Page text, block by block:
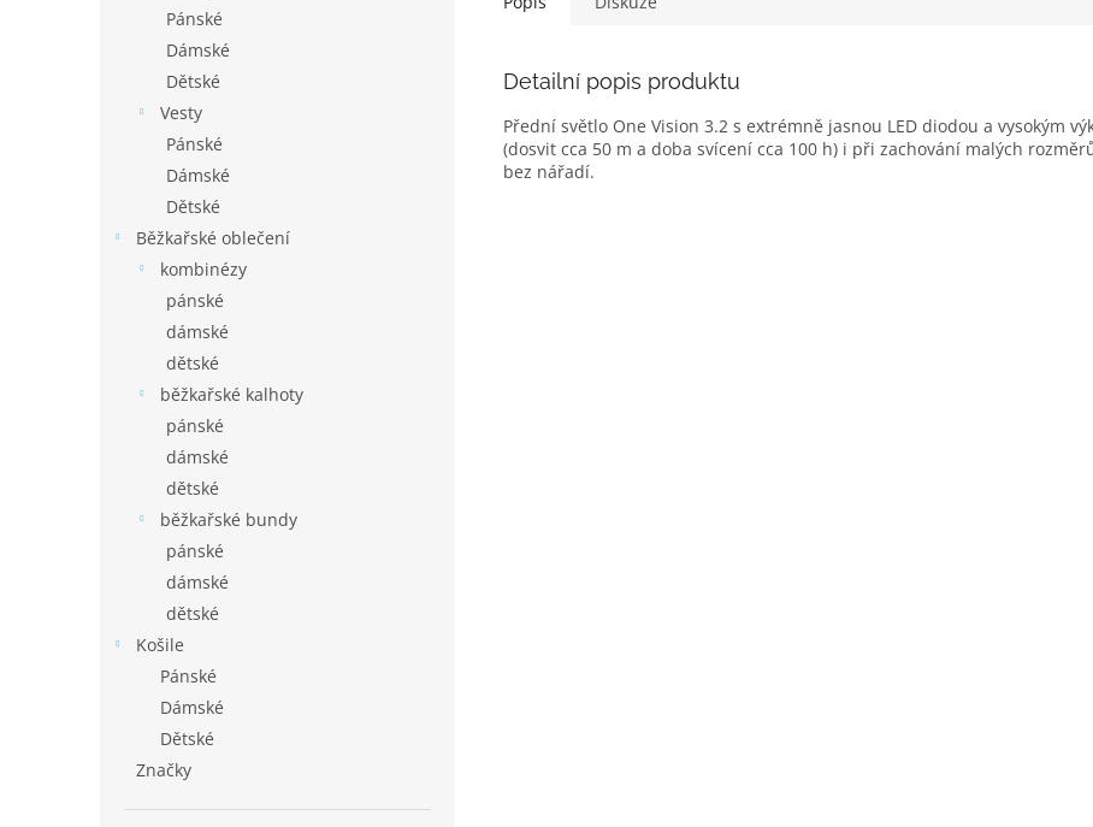
Pánské
Dámské
Dětské
Vesty
Pánské
Dámské
Dětské
Běžkařské oblečení
kombinézy
pánské
dámské
dětské
běžkařské kalhoty
pánské
dámské
dětské
běžkařské bundy
pánské
dámské
dětské
Košile
Pánské
Dámské
Dětské
Značky
Detailní popis produktu
Přední světlo One Vision 3.2 s extrémně jasnou LED diodou a vysokým
(dosvit cca 50 m a doba svícení cca 100 h) i při zachování malých
bez nářadí.